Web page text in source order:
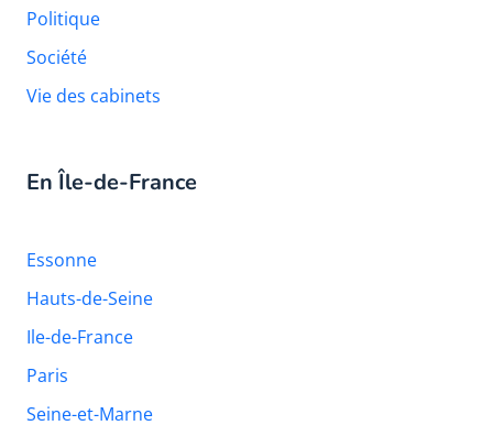
Politique
Société
Vie des cabinets
En Île-de-France
Essonne
Hauts-de-Seine
Ile-de-France
Paris
Seine-et-Marne